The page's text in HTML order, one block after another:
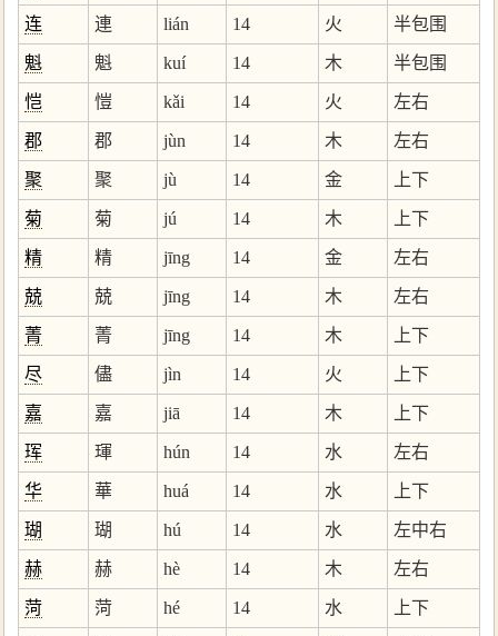
连 連 lián 14 火 半包围
魁 魁 kuí 14 木 半包围
恺 愷 kǎi 14 火 左右
郡 郡 jùn 14 木 左右
聚 聚 jù 14 金 上下
菊 菊 jú 14 木 上下
精 精 jīng 14 金 左右
兢 兢 jīng 14 木 左右
菁 菁 jīng 14 木 上下
尽 儘 jìn 14 火 上下
嘉 嘉 jiā 14 木 上下
珲 琿 hún 14 水 左右
华 華 huá 14 水 上下
瑚 瑚 hú 14 水 左中右
赫 赫 hè 14 木 左右
菏 菏 hé 14 水 上下